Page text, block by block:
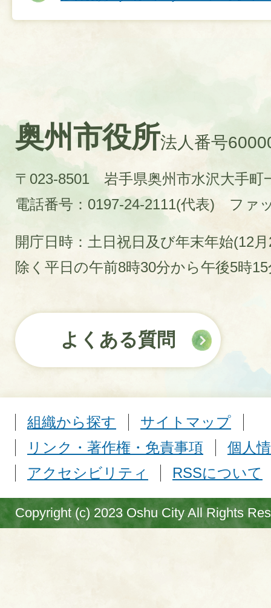
奥州市役所法人番号
〒023-8501 岩手県奥州市水沢大手町
電話番号：0197-24-2111(代表)
ファ
開庁日時：土日祝日及び年末年始(12
除く平日の午前8時30分から午後5時
よくある質問
組織から探す
サイトマップ
リンク・著作権・免責事項
個人
アクセシビリティ
RSSについて
Copyright (c) 2023 Oshu City All Rights